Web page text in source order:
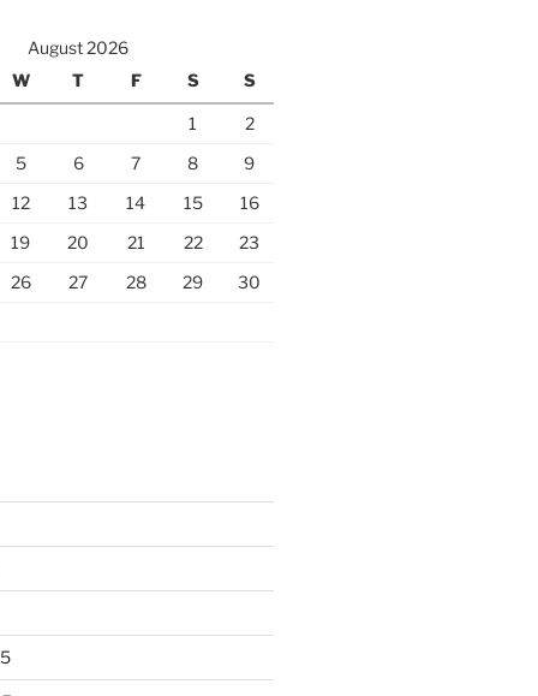
August 2026
W T F S S
1
2
5 6 7 8
9
12 13 14 15
16
19 20 21 22
23
26 27 28 29
30